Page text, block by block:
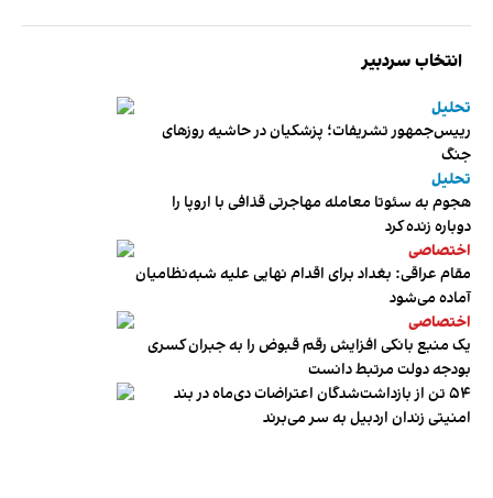
انتخاب سردبیر
تحلیل
رییس‌جمهور تشریفات؛ پزشکیان در حاشیه روزهای
جنگ
تحلیل
هجوم به سئوتا معامله مهاجرتی قذافی با اروپا را
دوباره زنده کرد
اختصاصی
مقام عراقی: بغداد برای اقدام نهایی علیه شبه‌نظامیان
آماده می‌شود
اختصاصی
یک منبع بانکی افزایش رقم قبوض را به جبران کسری
بودجه دولت مرتبط دانست
۵۴ تن از بازداشت‌شدگان اعتراضات دی‌ماه در بند
امنیتی زندان اردبیل به سر می‌برند